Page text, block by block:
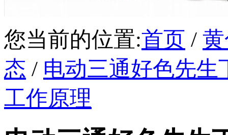
您当前的位置:首页 /
态 / 电动三通好色先
工作原理